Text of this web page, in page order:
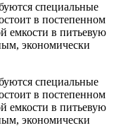
специальные
в постепенном
емкости в питьевую
экономически
специальные
в постепенном
емкости в питьевую
экономически